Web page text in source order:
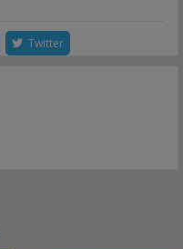
Twitter